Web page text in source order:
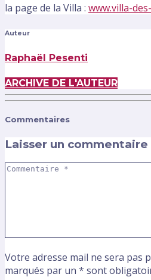
la page de la Villa : www.villa-
Auteur
Raphaël Pesenti
ARCHIVE DE L'AUTEUR
Commentaires
Laisser un commentaire
Votre adresse mail ne sera pas
marqués par un * sont